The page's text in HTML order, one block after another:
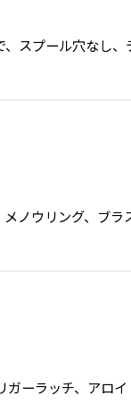
、スプール穴な
ノウリング、ブ
ガーラッチ、ア